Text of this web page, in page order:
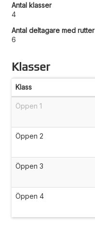
Antal klasser
4
Antal deltagare med rutter
6
Klasser
Klass
Öppen 1
Öppen 2
Öppen 3
Öppen 4